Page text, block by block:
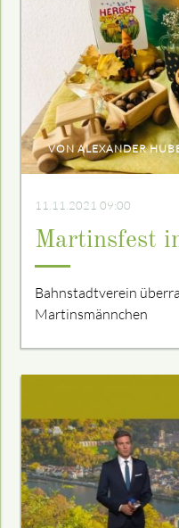
VON ALEXANDER
11.11.2021 09:00
Martinsfest
Bahnstadtverein
Martinsmännchen